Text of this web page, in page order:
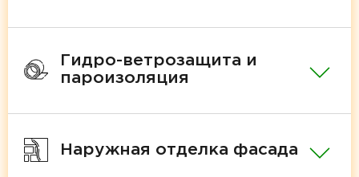
Гидро-ветрозащита и
пароизоляция
Наружная отделка фасада